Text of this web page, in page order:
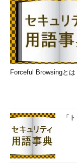
Forceful Browsingとは
「